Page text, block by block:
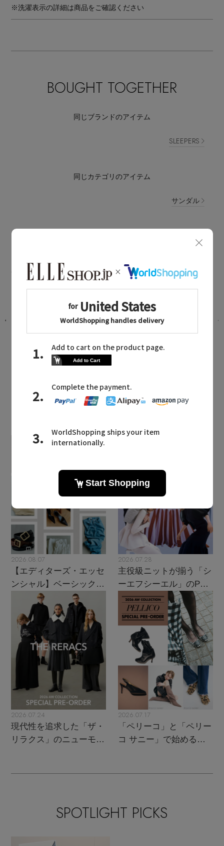
※洗濯表示の詳細は商品をご確認ください
BOUGHT TOGETHER
同じブランドのアイテム
SLEEPERS
同じカテゴリのアイテム
サンダル
スリーパーズに関連するニュース
【UNISEX】大人が選ぶエシカルビーサ
LATEST TOPICS
2026.08.07
【エディターズ・エッセ
ンシャル】ベーシックと
トレンドが交差する16の
2026.07.28
主役級ニットが揃う「シ
ーエフシーエル」のPOP
UPがスタート
2026.07.24
現代性を追求した「ザ・
リラクス」のニューモダ
2026.07.17
「ペリーコ」と「ペリー
コ サニー」で始める秋
SPOTLIGHT PICKS